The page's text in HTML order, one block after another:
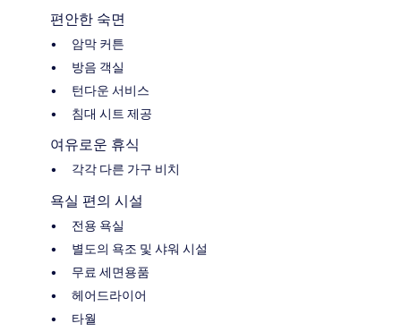
편안한 숙면
암막 커튼
방음 객실
턴다운 서비스
침대 시트 제공
여유로운 휴식
각각 다른 가구 비치
욕실 편의 시설
전용 욕실
별도의 욕조 및 샤워 시설
무료 세면용품
헤어드라이어
타월